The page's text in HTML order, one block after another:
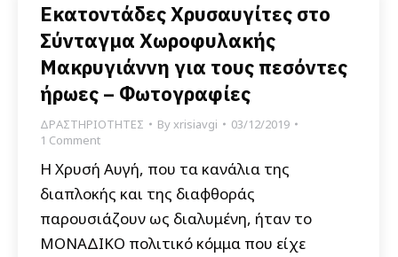
Εκατοντάδες Χρυσαυγίτες στο
Σύνταγμα Χωροφυλακής
Μακρυγιάννη για τους πεσόντες
ήρωες – Φωτογραφίες
ΔΡΑΣΤΗΡΙΟΤΗΤΕΣ Byxrisiavgi
03/12/2019
1 Comment
Η Χρυσή Αυγή, που τα κανάλια της
διαπλοκής και της διαφθοράς
παρουσιάζουν ως διαλυμένη, ήταν το
ΜΟΝΑΔΙΚΟ πολιτικό κόμμα που είχε